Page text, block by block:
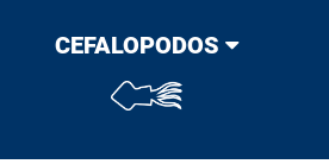
CEFALOPODOS